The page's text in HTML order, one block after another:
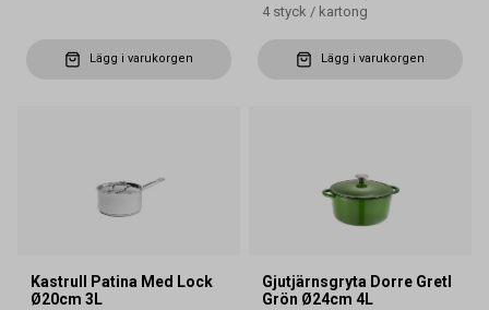
Lägg i varukorgen
4 styck / kartong
Lägg i varukorgen
Kastrull Patina Med Lock
Ø20cm 3L
Gjutjärnsgryta Dorre Gretl
Grön Ø24cm 4L